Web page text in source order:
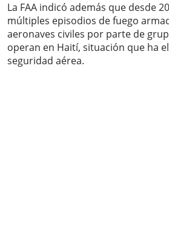
La FAA indicó además que desde
múltiples episodios de fuego
aeronaves civiles por parte de
operan en Haití, situación que ha
seguridad aérea.